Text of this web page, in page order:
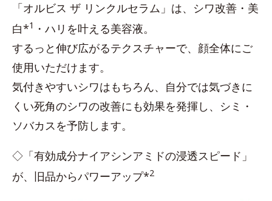
「オルビス ザ リンクルセラム」は、シワ改善・美
白*1 ・ハリを叶える美容液。
するっと伸び広がるテクスチャーで、顔全体にご
使用いただけます。
気付きやすいシワはもちろん、自分では気づきに
くい死角のシワの改善にも効果を発揮し、シミ・
ソバカスを予防します。
◇「有効成分ナイアシンアミドの浸透スピード」
が、旧品からパワーアップ*2